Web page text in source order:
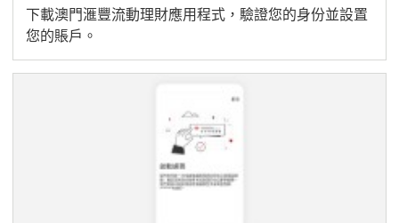
下載澳門滙豐流動理財應用程式，驗證您的身份並設置
您的賬戶。